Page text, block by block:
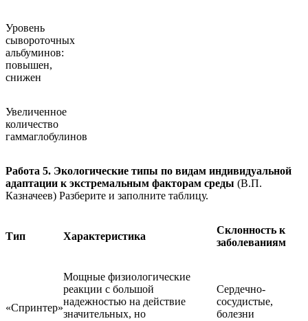
Уровень
сывороточных
альбуминов:
повышен,
снижен
Увеличенное
количество
гаммаглобулинов
Работа 5. Экологические типы по видам индивидуальной
адаптации к экстремальным факторам среды (В.П.
Казначеев) Разберите и заполните таблицу.
Тип Характеристика
Склонность к
заболеваниям
«Спринтер»
Мощные физиологические
реакции с большой
надежностью на действие
значительных, но
Сердечно-
сосудистые,
болезни